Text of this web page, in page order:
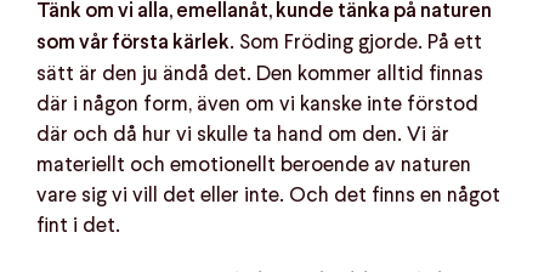
Tänk om vi alla, emellanåt, kunde tänka på naturen
som vår första kärlek. Som Fröding gjorde. På ett
sätt är den ju ändå det. Den kommer alltid finnas
där i någon form, även om vi kanske inte förstod
där och då hur vi skulle ta hand om den. Vi är
materiellt och emotionellt beroende av naturen
vare sig vi vill det eller inte. Och det finns en något
fint i det.